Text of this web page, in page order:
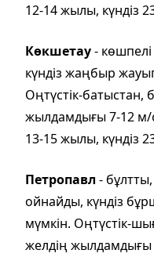
12-14 жылы, күндіз
Көкшетау-
күндіз жаңбыр
Оңтүстік-батыстан,
жылдамдығы 7-12 м/
13-15 жылы, күндіз
Петропавл -
ойнайды, күндіз
мүмкін. Оңтүстік-
желдің жылдамдығы